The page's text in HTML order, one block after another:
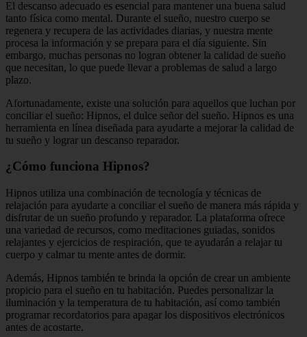
El descanso adecuado es esencial para mantener una buena salud
tanto física como mental. Durante el sueño, nuestro cuerpo se
regenera y recupera de las actividades diarias, y nuestra mente
procesa la información y se prepara para el día siguiente. Sin
embargo, muchas personas no logran obtener la calidad de sueño
que necesitan, lo que puede llevar a problemas de salud a largo
plazo.
Afortunadamente, existe una solución para aquellos que luchan por
conciliar el sueño: Hipnos, el dulce señor del sueño. Hipnos es una
herramienta en línea diseñada para ayudarte a mejorar la calidad de
tu sueño y lograr un descanso reparador.
¿Cómo funciona Hipnos?
Hipnos utiliza una combinación de tecnología y técnicas de
relajación para ayudarte a conciliar el sueño de manera más rápida y
disfrutar de un sueño profundo y reparador. La plataforma ofrece
una variedad de recursos, como meditaciones guiadas, sonidos
relajantes y ejercicios de respiración, que te ayudarán a relajar tu
cuerpo y calmar tu mente antes de dormir.
Además, Hipnos también te brinda la opción de crear un ambiente
propicio para el sueño en tu habitación. Puedes personalizar la
iluminación y la temperatura de tu habitación, así como también
programar recordatorios para apagar los dispositivos electrónicos
antes de acostarte.